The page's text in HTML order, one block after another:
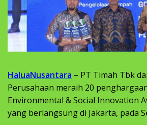
HaluaNusantara – PT Timah Tbk
Perusahaan meraih 20
Environmental & Social Innovation
yang berlangsung di Jakarta, pada